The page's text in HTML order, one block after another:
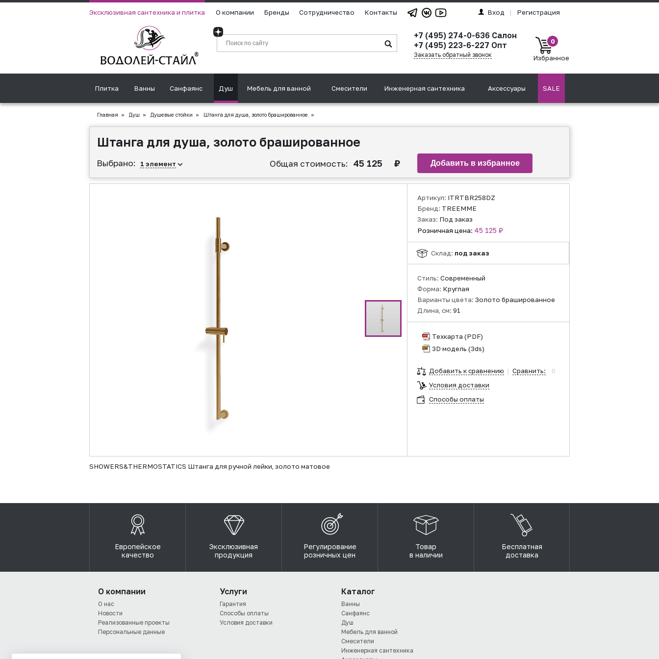
Эксклюзивная сантехника и плитка О компании Бренды Сотрудничество Контакты Вход | Регистрация
+7 (495) 274-0-636 Салон
+7 (495) 223-6-227 Опт
Заказать обратный звонок
0
Избранное
Плитка Ванны Санфаянс Душ Мебель для ванной Смесители Инженерная сантехника Аксессуары SALE
Главная » Душ » Душевые стойки » Штанга для душа, золото брашированное »
Штанга для душа, золото брашированное
Выбрано: 1 элемент Общая стоимость: 45 125 ₽
Артикул: ITRTBR258DZ
Бренд: TREEMME
Заказ: Под заказ
Розничная цена: 45 125 ₽
Склад: под заказ
Стиль: Современный
Форма: Круглая
Варианты цвета: Золото брашированное
Длина, см: 91
Техкарта (PDF)
3D модель (3ds)
Добавить к сравнению | Сравнить:
0
Условия доставки
Способы оплаты
SHOWERS&THERMOSTATICS Штанга для ручной лейки, золото матовое
Европейское
качество
Эксклюзивная
продукция
Регулирование
розничных цен
Товар
в наличии
Бесплатная
доставка
О компании
О нас
Новости
Реализованные проекты
Персональные данные
Услуги
Гарантия
Способы оплаты
Условия доставки
Каталог
Ванны
Санфаянс
Душ
Мебель для ванной
Смесители
Инженерная сантехника